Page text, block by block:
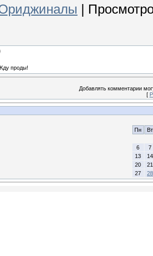
проды!
Добавлять комментарии
[
Пн Вт
6
7
13
14
20
21
27
28